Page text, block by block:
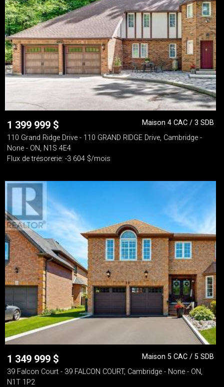
1 399 999 $
Maison 4 CAC / 3 SDB
110 Grand Ridge Drive - 110 GRAND RIDGE Drive, Cambridge -
None - ON, N1S 4E4
Flux de trésorerie: -3 604 $/mois
1 349 999 $
Maison 5 CAC / 5 SDB
39 Falcon Court - 39 FALCON COURT, Cambridge - None - ON,
N1T 1P2